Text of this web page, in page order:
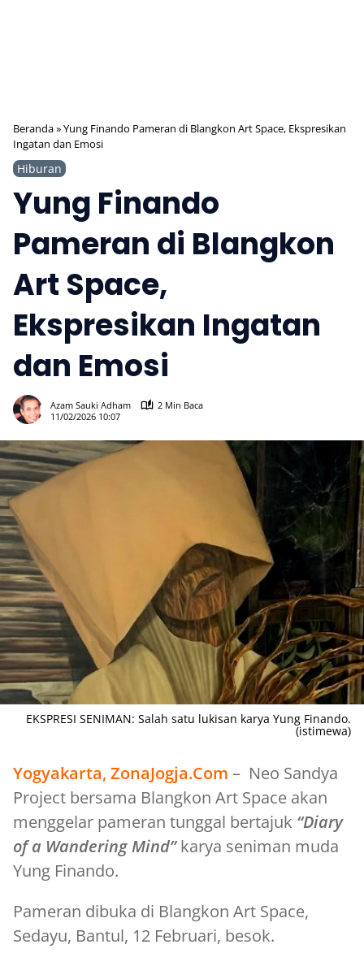
Beranda»Yung Finando Pameran di Blangkon Art Space, Ekspresikan
Ingatan dan Emosi
Hiburan
Yung Finando
Pameran di Blangkon
Art Space,
Ekspresikan Ingatan
dan Emosi
Azam Sauki Adham
2 Min Baca
11/02/2026 10:07
EKSPRESI SENIMAN: Salah satu lukisan karya Yung Finando.
(istimewa)
Yogyakarta, ZonaJogja.Com – Neo Sandya
Project bersama Blangkon Art Space akan
menggelar pameran tunggal bertajuk “Diary
of a Wandering Mind”karya seniman muda
Yung Finando.
Pameran dibuka di Blangkon Art Space,
Sedayu, Bantul, 12 Februari, besok.